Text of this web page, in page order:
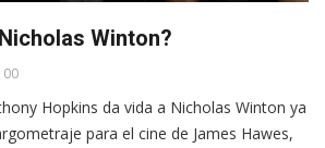
Winton?
00
Hopkins da vida a Nicholas Winton ya
para el cine de James Hawes,